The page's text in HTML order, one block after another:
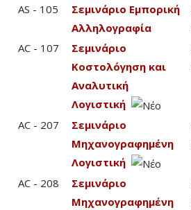
AS - 105
Σεμινάριο Εμπορική
Αλληλογραφία
AC - 107
Σεμινάριο
Κοστολόγηση και
Αναλυτική
Λογιστική
AC - 207
Σεμινάριο
Μηχανογραφημένη
Λογιστική
AC - 208
Σεμινάριο
Μηχανογραφημένη